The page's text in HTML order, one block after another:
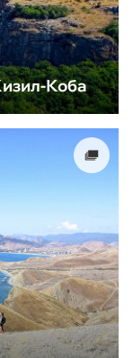
Коба